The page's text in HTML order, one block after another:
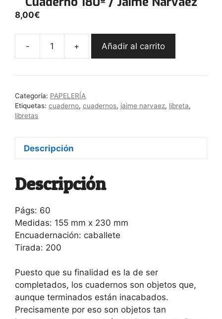
8,00€
-
Cuaderno
/
Narváez
+ Añadir al carrito
Categoría: PAPELERÍA
Etiquetas: cuaderno, cuadernos, jaime narvaez, libreta,
libretas
Descripción
Descripción
Págs: 60
Medidas: 155 mm x 230 mm
Encuadernación: caballete
Tirada: 200
Puesto que su finalidad es la de ser
completados, los cuadernos son objetos que,
aunque terminados están inacabados.
Precisamente por eso son objetos tan